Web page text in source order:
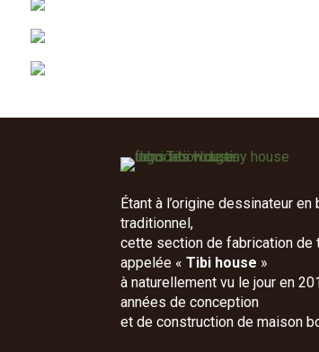
Étant à l’origine dessinateur en
traditionnel,
cette section de fabrication de
appelée «Tibi house »
à naturellement vu le jour en
années de conception
et de construction de maison